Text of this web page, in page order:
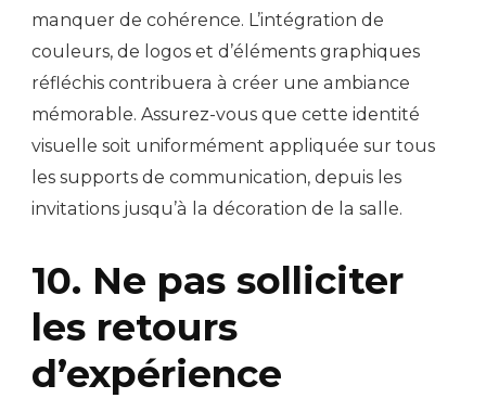
manquer de cohérence. L’intégration de
couleurs, de logos et d’éléments graphiques
réfléchis contribuera à créer une ambiance
mémorable. Assurez-vous que cette identité
visuelle soit uniformément appliquée sur tous
les supports de communication, depuis les
invitations jusqu’à la décoration de la salle.
10. Ne pas solliciter
les retours
d’expérience